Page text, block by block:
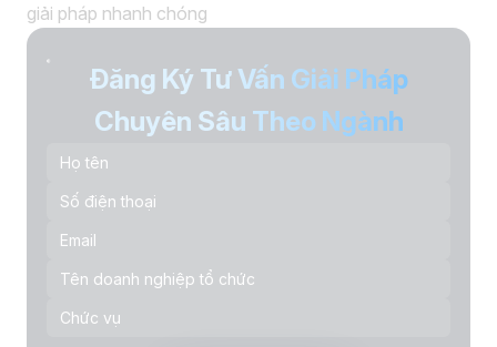
giải pháp nhanh chóng
Đăng Ký Tư Vấn Giải Pháp
Chuyên Sâu Theo Ngành